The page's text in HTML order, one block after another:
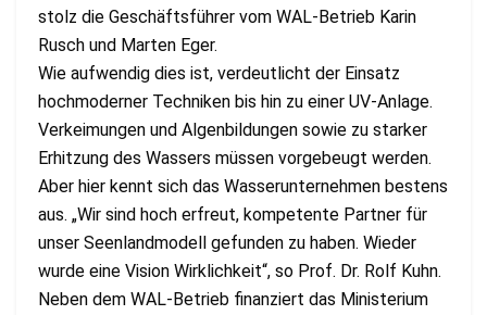
stolz die Geschäftsführer vom WAL-Betrieb Karin
Rusch und Marten Eger.
Wie aufwendig dies ist, verdeutlicht der Einsatz
hochmoderner Techniken bis hin zu einer UV-Anlage.
Verkeimungen und Algenbildungen sowie zu starker
Erhitzung des Wassers müssen vorgebeugt werden.
Aber hier kennt sich das Wasserunternehmen bestens
aus. „Wir sind hoch erfreut, kompetente Partner für
unser Seenlandmodell gefunden zu haben. Wieder
wurde eine Vision Wirklichkeit“, so Prof. Dr. Rolf Kuhn.
Neben dem WAL-Betrieb finanziert das Ministerium